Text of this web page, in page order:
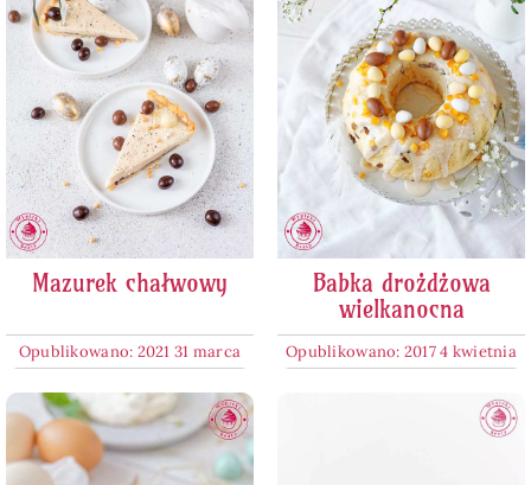
Mazurek chałwowy
Opublikowano: 2021 31 marca
Babka drożdżowa
wielkanocna
Opublikowano: 2017 4 kwietnia